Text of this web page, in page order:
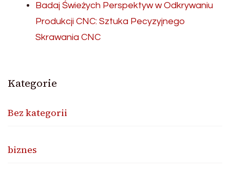
Badaj Świeżych Perspektyw w Odkrywaniu
Produkcji CNC: Sztuka Pecyzyjnego
Skrawania CNC
Kategorie
Bez kategorii
biznes